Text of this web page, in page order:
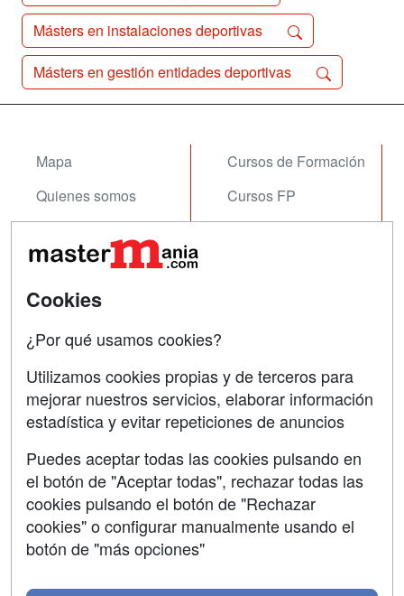
Másters en instalaciones deportivas
Másters en gestión entidades deportivas
Mapa
Quienes somos
Acceso Usuarios
Acceso Centros
Cursos de Formación
Cursos FP
Contactar
Confidencialidad
Copyleft
SÍGUENOS EN:
Cookies
¿Por qué usamos cookies?
Utilizamos cookies propias y de terceros para
mejorar nuestros servicios, elaborar información
estadística y evitar repeticiones de anuncios
Puedes aceptar todas las cookies pulsando en
el botón de "Aceptar todas", rechazar todas las
cookies pulsando el botón de "Rechazar
cookies" o configurar manualmente usando el
botón de "más opciones"